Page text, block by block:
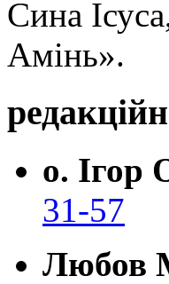
Сина
Амінь».
о. Ігор
31-57
Любов